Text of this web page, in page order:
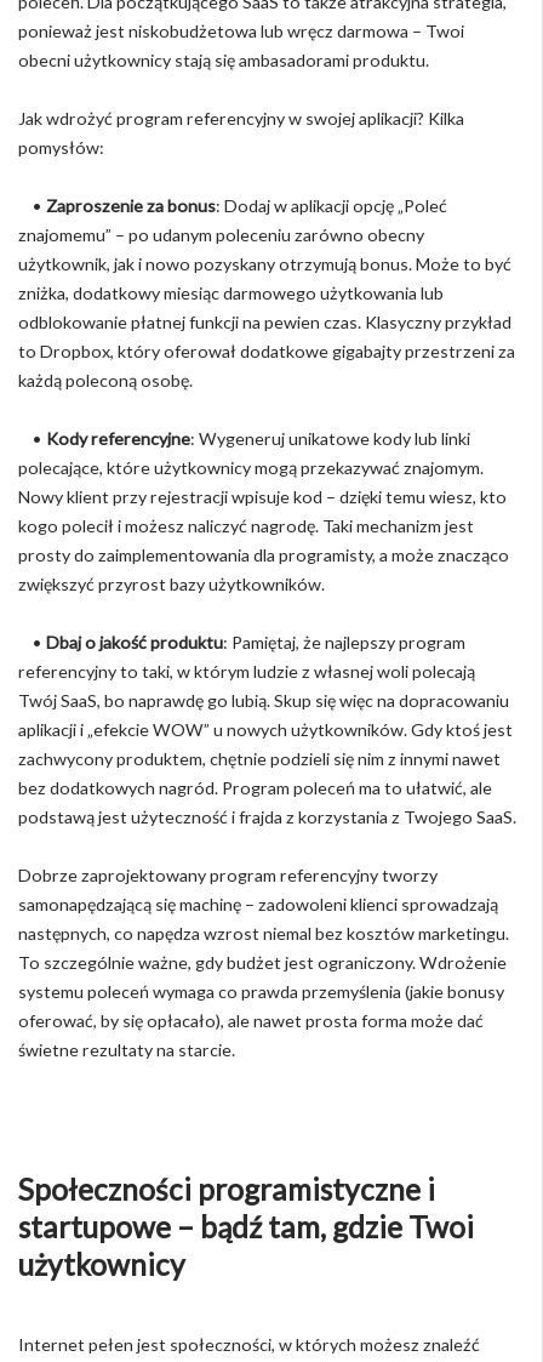
ponieważ jest niskobudżetowa lub wręcz darmowa – Twoi
obecni użytkownicy stają się ambasadorami produktu.
Jak wdrożyć program referencyjny w swojej aplikacji? Kilka
pomysłów:
• Zaproszenie za bonus: Dodaj w aplikacji opcję „Poleć
znajomemu” – po udanym poleceniu zarówno obecny
użytkownik, jak i nowo pozyskany otrzymują bonus. Może to być
zniżka, dodatkowy miesiąc darmowego użytkowania lub
odblokowanie płatnej funkcji na pewien czas. Klasyczny przykład
to Dropbox, który oferował dodatkowe gigabajty przestrzeni za
każdą poleconą osobę.
• Kody referencyjne: Wygeneruj unikatowe kody lub linki
polecające, które użytkownicy mogą przekazywać znajomym.
Nowy klient przy rejestracji wpisuje kod – dzięki temu wiesz, kto
kogo polecił i możesz naliczyć nagrodę. Taki mechanizm jest
prosty do zaimplementowania dla programisty, a może znacząco
zwiększyć przyrost bazy użytkowników.
• Dbaj o jakość produktu: Pamiętaj, że najlepszy program
referencyjny to taki, w którym ludzie z własnej woli polecają
Twój SaaS, bo naprawdę go lubią. Skup się więc na dopracowaniu
aplikacji i „efekcie WOW” u nowych użytkowników. Gdy ktoś jest
zachwycony produktem, chętnie podzieli się nim z innymi nawet
bez dodatkowych nagród. Program poleceń ma to ułatwić, ale
podstawą jest użyteczność i frajda z korzystania z Twojego SaaS.
Dobrze zaprojektowany program referencyjny tworzy
samonapędzającą się machinę – zadowoleni klienci sprowadzają
następnych, co napędza wzrost niemal bez kosztów marketingu.
To szczególnie ważne, gdy budżet jest ograniczony. Wdrożenie
systemu poleceń wymaga co prawda przemyślenia (jakie bonusy
oferować, by się opłacało), ale nawet prosta forma może dać
świetne rezultaty na starcie.
Społeczności programistyczne i
startupowe – bądź tam, gdzie Twoi
użytkownicy
Internet pełen jest społeczności, w których możesz znaleźć